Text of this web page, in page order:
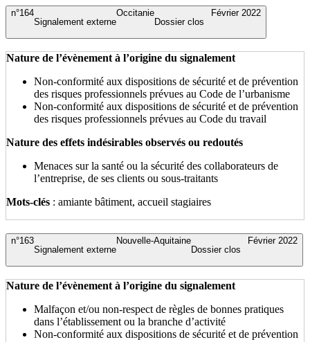
Février 2022
Dossier clos
Occitanie
Signalement externe
n°164
Nature de l’évènement à l’origine du signalement
Non-conformité aux dispositions de sécurité et de prévention
des risques professionnels prévues au Code de l’urbanisme
Non-conformité aux dispositions de sécurité et de prévention
des risques professionnels prévues au Code du travail
Nature des effets indésirables observés ou redoutés
Menaces sur la santé ou la sécurité des collaborateurs de
l’entreprise, de ses clients ou sous-traitants
Mots-clés : amiante bâtiment, accueil stagiaires
Février 2022
Dossier clos
Nouvelle-Aquitaine
Signalement externe
n°163
Nature de l’évènement à l’origine du signalement
Malfaçon et/ou non-respect de règles de bonnes pratiques
dans l’établissement ou la branche d’activité
Non-conformité aux dispositions de sécurité et de prévention